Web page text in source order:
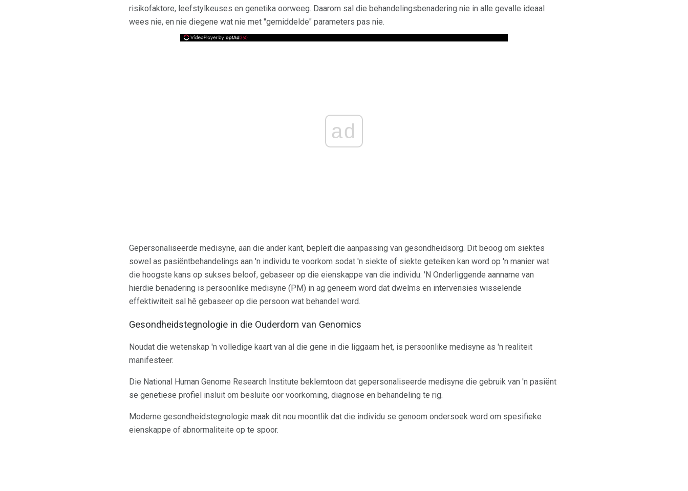
risikofaktore, leefstylkeuses en genetika oorweeg. Daarom sal die behandelingsbenadering nie in alle gevalle ideaal
wees nie, en nie diegene wat nie met "gemiddelde" parameters pas nie.
ad
Gepersonaliseerde medisyne, aan die ander kant, bepleit die aanpassing van gesondheidsorg. Dit beoog om siektes
sowel as pasiëntbehandelings aan 'n individu te voorkom sodat 'n siekte of siekte geteiken kan word op 'n manier wat
die hoogste kans op sukses beloof, gebaseer op die eienskappe van die individu. 'N Onderliggende aanname van
hierdie benadering is persoonlike medisyne (PM) in ag geneem word dat dwelms en intervensies wisselende
effektiwiteit sal hê gebaseer op die persoon wat behandel word.
Gesondheidstegnologie in die Ouderdom van Genomics
Noudat die wetenskap 'n volledige kaart van al die gene in die liggaam het, is persoonlike medisyne as 'n realiteit
manifesteer.
Die National Human Genome Research Institute beklemtoon dat gepersonaliseerde medisyne die gebruik van 'n pasiënt
se genetiese profiel insluit om besluite oor voorkoming, diagnose en behandeling te rig.
Moderne gesondheidstegnologie maak dit nou moontlik dat die individu se genoom ondersoek word om spesifieke
eienskappe of abnormaliteite op te spoor.